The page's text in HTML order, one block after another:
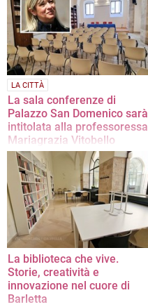
LA CITTÀ
La sala conferenze di
Palazzo San Domenico sarà
intitolata alla professoressa
Mariagrazia Vitobello
Approvata oggi in giunta comunale
la decisione
La biblioteca che vive.
Storie, creatività e
innovazione nel cuore di
Barletta